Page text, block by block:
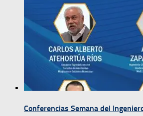
Conferencias Semana del